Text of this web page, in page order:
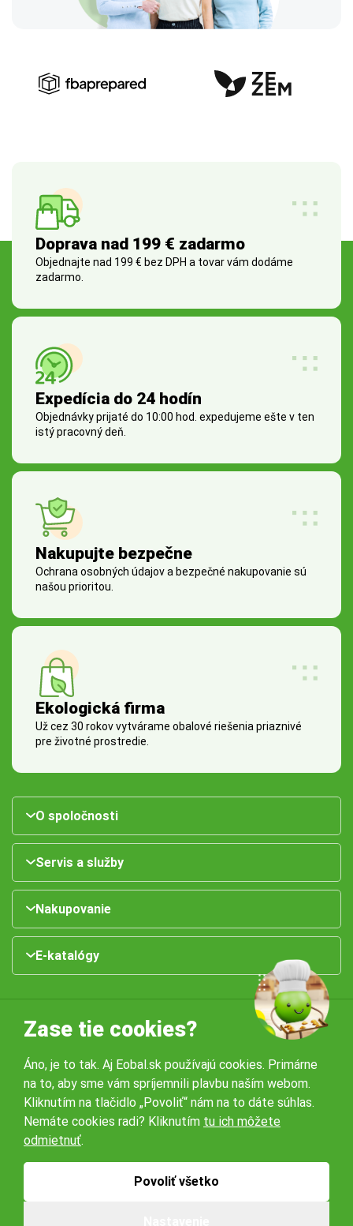
Doprava nad 199 € zadarmo
Objednajte nad 199 € bez DPH a tovar vám dodáme
zadarmo.
Expedícia do 24 hodín
Objednávky prijaté do 10:00 hod. expedujeme ešte v ten
istý pracovný deň.
Nakupujte bezpečne
Ochrana osobných údajov a bezpečné nakupovanie sú
našou prioritou.
Ekologická firma
Už cez 30 rokov vytvárame obalové riešenia priaznivé
pre životné prostredie.
O spoločnosti
Servis a služby
Nakupovanie
E-katalógy
Naše pobočky:
Obchodné podmienky
Zase tie cookies?
Áno, je to tak. Aj Eobal.sk používajú cookies. Primárne
na to, aby sme vám spríjemnili plavbu naším webom.
Kliknutím na tlačidlo „Povoliť“ nám na to dáte súhlas.
Nemáte cookies radi? Kliknutím tu ich môžete
odmietnuť.
Povoliť všetko